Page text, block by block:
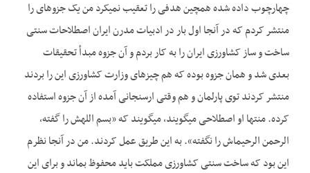
چهارچوب داده شده همچین هدفی را تعقیب نمی­کرد من یک جزوه­ای را
منتشر کردم که در آنجا اول بار در ادبیات مدرن ایران اصطلاحات سنتی
ساخت و ساز کشاورزی ایران را به کار بردم و آن جزوه مبدأ تحقیقات
بعدی شد و همان جزوه بوده که هم چیزهای وزارت کشاورزی این را بردند
منتشر کردند توی پارلمان و هم وقتی ارسنجانی آمده از آن جزوه استفاده
کرده. منتها او اصطلاحی می­گویند، می­گویند که «بسم الله­ش­ را گفته،
الرحمن الرحیم­اش را نگفته». به این طریق عمل کردند. من در آنجا نظرم
این بود که ساخت سنتی کشاورزی مملکت باید محفوظ بماند و برای این